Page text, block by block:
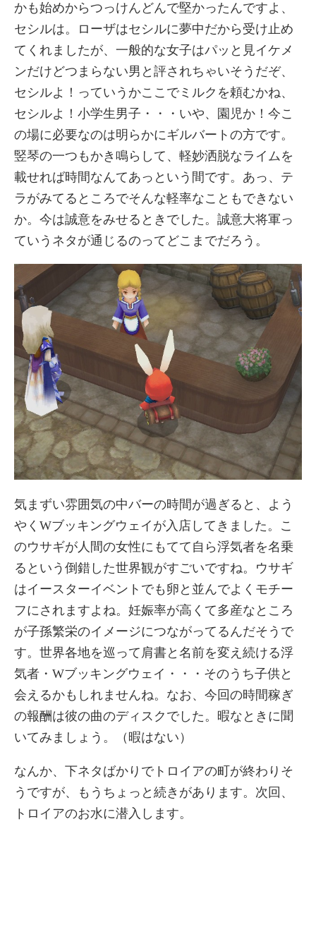
かも始めからつっけんどんで堅かったんですよ、
セシルは。ローザはセシルに夢中だから受け止め
てくれましたが、一般的な女子はパッと見イケメ
ンだけどつまらない男と評されちゃいそうだぞ、
セシルよ！っていうかここでミルクを頼むかね、
セシルよ！小学生男子・・・いや、園児か！今こ
の場に必要なのは明らかにギルバートの方です。
竪琴の一つもかき鳴らして、軽妙洒脱なライムを
載せれば時間なんてあっという間です。あっ、テ
ラがみてるところでそんな軽率なこともできない
か。今は誠意をみせるときでした。誠意大将軍っ
ていうネタが通じるのってどこまでだろう。
気まずい雰囲気の中バーの時間が過ぎると、よう
やくWブッキングウェイが入店してきました。こ
のウサギが人間の女性にもてて自ら浮気者を名乗
るという倒錯した世界観がすごいですね。ウサギ
はイースターイベントでも卵と並んでよくモチー
フにされますよね。妊娠率が高くて多産なところ
が子孫繁栄のイメージにつながってるんだそうで
す。世界各地を巡って肩書と名前を変え続ける浮
気者・Wブッキングウェイ・・・そのうち子供と
会えるかもしれませんね。なお、今回の時間稼ぎ
の報酬は彼の曲のディスクでした。暇なときに聞
いてみましょう。（暇はない）
なんか、下ネタばかりでトロイアの町が終わりそ
うですが、もうちょっと続きがあります。次回、
トロイアのお水に潜入します。